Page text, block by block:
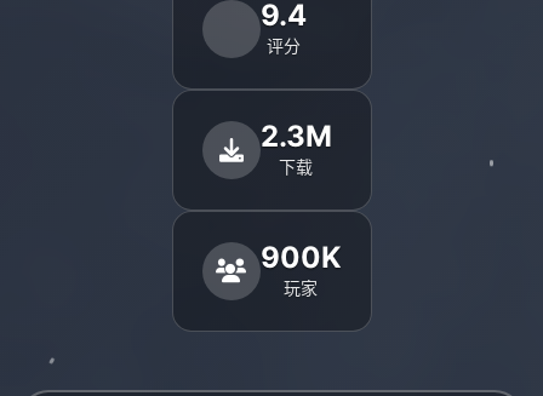
9.4
评分
2.3M
下载
900K
玩家